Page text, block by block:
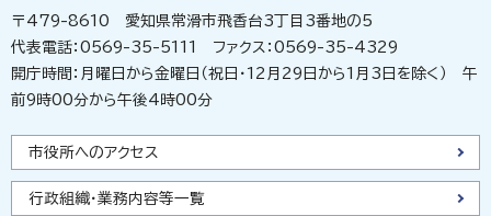
〒479-8610 愛知県常滑市飛香台3丁目3番地の5
代表電話：0569-35-5111 ファクス：0569-35-4329
開庁時間：月曜日から金曜日（祝日・12月29日から1月3日を除く） 午
前9時00分から午後4時00分
市役所へのアクセス
行政組織・業務内容等一覧